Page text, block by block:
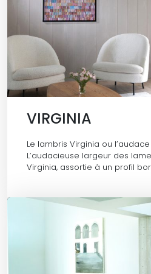
VIRGINIA
Le lambris Virginia ou
L’audacieuse largeur des
Virginia, assortie à un profil